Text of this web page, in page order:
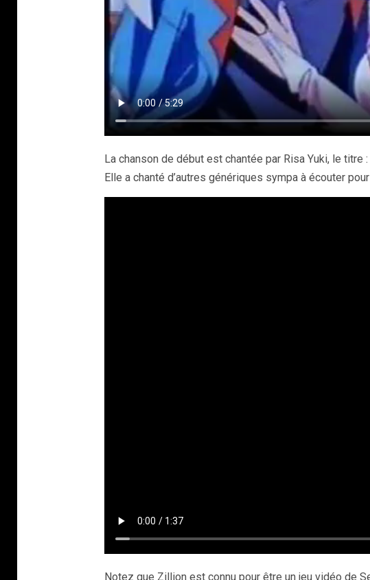
La chanson de début est chantée par Risa Yuki, le titre
Elle a chanté d’autres génériques sympa à écouter
Notez que Zillion est connu pour être un jeu vidéo de